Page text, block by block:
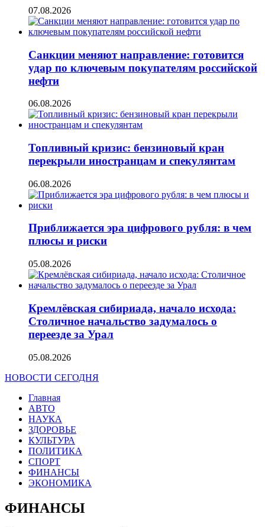
07.08.2026
Санкции меняют направление: готовится
удар по ключевым покупателям российской
нефти
06.08.2026
Топливный кризис: бензиновый кран
перекрыли иностранцам и спекулянтам
06.08.2026
Приближается эра цифрового рубля: в чем
плюсы и риски
05.08.2026
Кремлёвская сибириада, начало исхода:
Столичное начальство задумалось о
переезде за Урал
05.08.2026
НОВОСТИ СЕГОДНЯ
Главная
АВТО
НАУКА
ЗДОРОВЬЕ
КУЛЬТУРА
ПОЛИТИКА
СПОРТ
ФИНАНСЫ
ЭКОНОМИКА
ФИНАНСЫ